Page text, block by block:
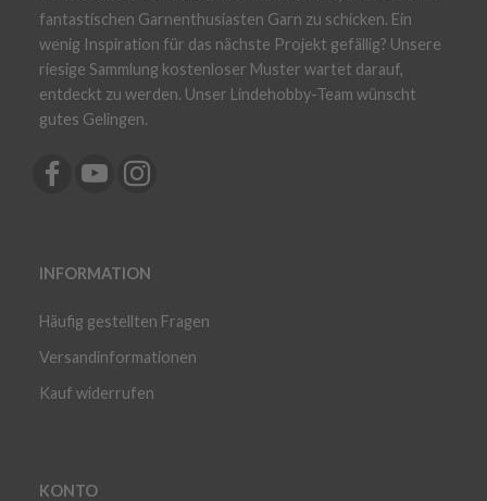
fantastischen Garnenthusiasten Garn zu schicken. Ein
wenig Inspiration für das nächste Projekt gefällig? Unsere
riesige Sammlung kostenloser Muster wartet darauf,
entdeckt zu werden. Unser Lindehobby-Team wünscht
gutes Gelingen.
INFORMATION
Häufig gestellten Fragen
Versandinformationen
Kauf widerrufen
KONTO